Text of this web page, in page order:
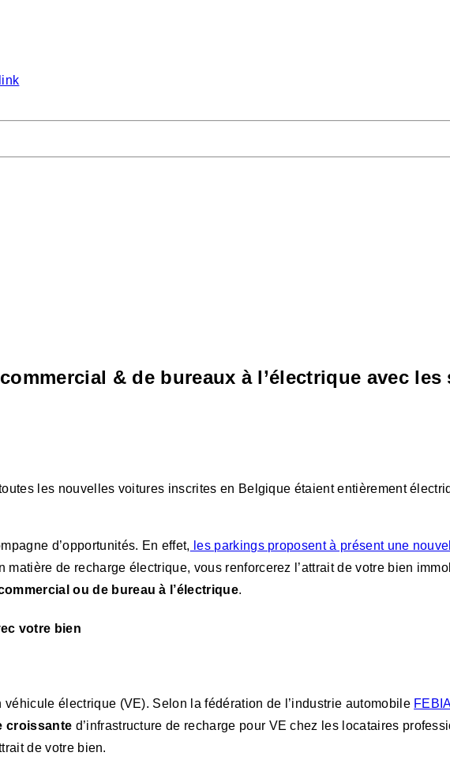
& de bureaux à l’électrique avec
les nouvelles voitures inscrites en Belgique étaient entièrement
d’opportunités. En effet, les parkings proposent à présent une
de recharge électrique, vous renforcerez l’attrait de votre bien
ou de bureau à l’électrique.
votre bien
électrique (VE). Selon la fédération de l’industrie automobile
croissante d’infrastructure de recharge pour VE chez les locataires
de votre bien.